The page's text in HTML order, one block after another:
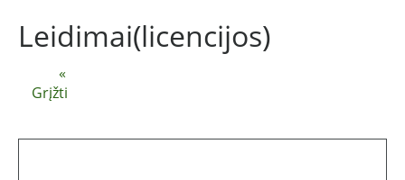
«
Grįžti
Leidimai(licencijos)